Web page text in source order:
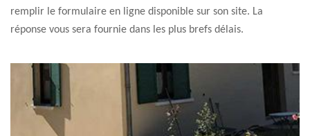
remplir le formulaire en ligne disponible sur son site. La
réponse vous sera fournie dans les plus brefs délais.